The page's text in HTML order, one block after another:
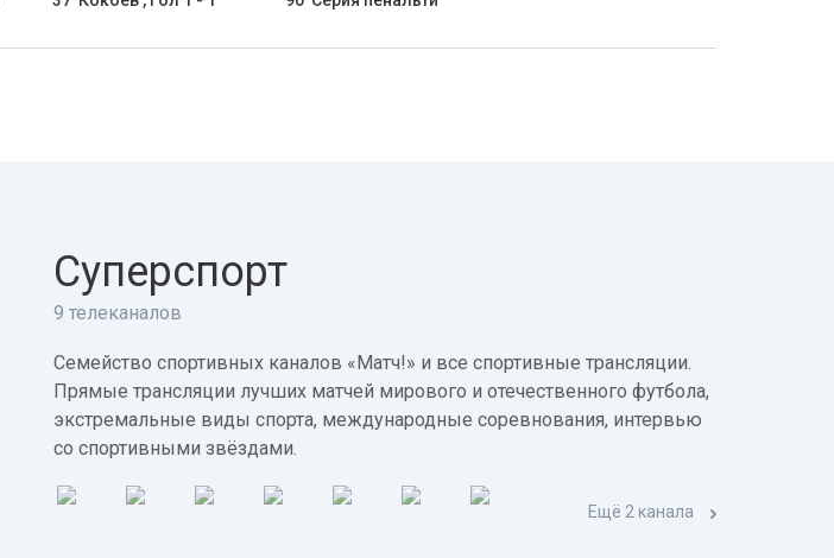
Суперспорт
9 телеканалов
Семейство спортивных каналов «Матч!» и все спортивные трансляции.
Прямые трансляции лучших матчей мирового и отечественного футбола,
экстремальные виды спорта, международные соревнования, интервью
со спортивными звёздами.
Ещё 2 канала